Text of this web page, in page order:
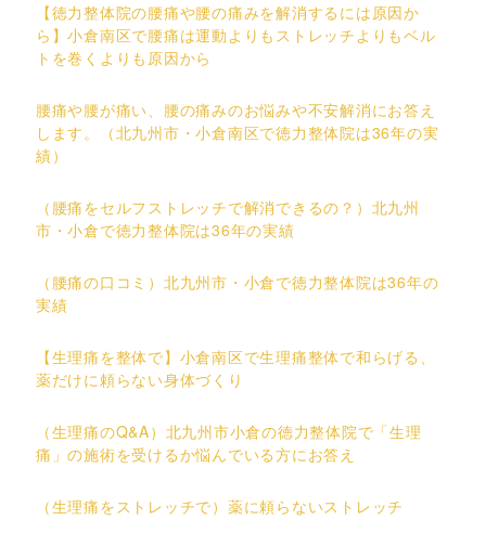
【徳力整体院の腰痛や腰の痛みを解消するには原因か
ら】小倉南区で腰痛は運動よりもストレッチよりもベル
トを巻くよりも原因から
腰痛や腰が痛い、腰の痛みのお悩みや不安解消にお答え
します。（北九州市・小倉南区で徳力整体院は36年の実
績）
（腰痛をセルフストレッチで解消できるの？）北九州
市・小倉で徳力整体院は36年の実績
（腰痛の口コミ）北九州市・小倉で徳力整体院は36年の
実績
【生理痛を整体で】小倉南区で生理痛整体で和らげる、
薬だけに頼らない身体づくり
（生理痛のQ&A）北九州市小倉の徳力整体院で「生理
痛」の施術を受けるか悩んでいる方にお答え
（生理痛をストレッチで）薬に頼らないストレッチ